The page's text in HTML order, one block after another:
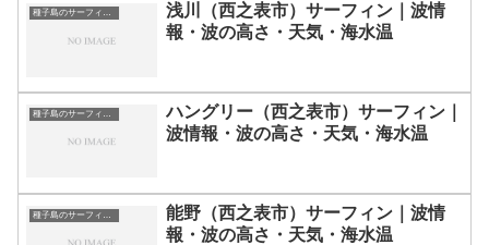
種子島のサーフィン波情報・ポイント・スポット一覧
浅川（西之表市）サーフィン｜波情
報・波の高さ・天気・海水温
種子島のサーフィン波情報・ポイント・スポット一覧
ハングリー（西之表市）サーフィン｜
波情報・波の高さ・天気・海水温
能野（西之表市）サーフィン｜波情
報・波の高さ・天気・海水温